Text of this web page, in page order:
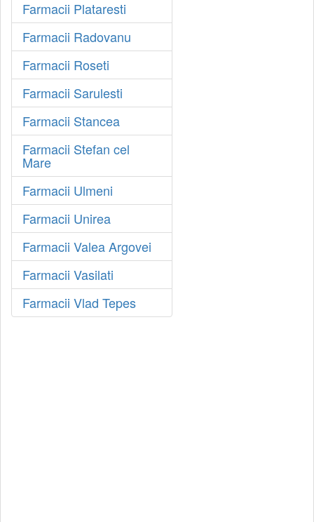
Farmacii Plataresti
Farmacii Radovanu
Farmacii Roseti
Farmacii Sarulesti
Farmacii Stancea
Farmacii Stefan cel
Mare
Farmacii Ulmeni
Farmacii Unirea
Farmacii Valea Argovei
Farmacii Vasilati
Farmacii Vlad Tepes